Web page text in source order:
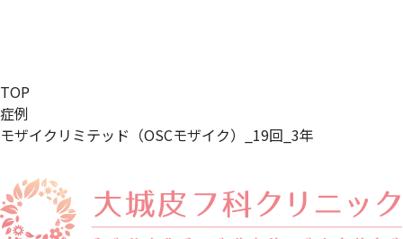
TOP
症例
モザイクリミテッド（OSCモザイク）_19回_3年